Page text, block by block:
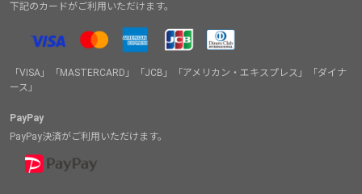
下記のカードがご利用いただけます。
「VISA」「MASTERCARD」「JCB」「アメリカン・エキスプレス」「ダイナ
ース」
PayPay
PayPay決済がご利用いただけます。